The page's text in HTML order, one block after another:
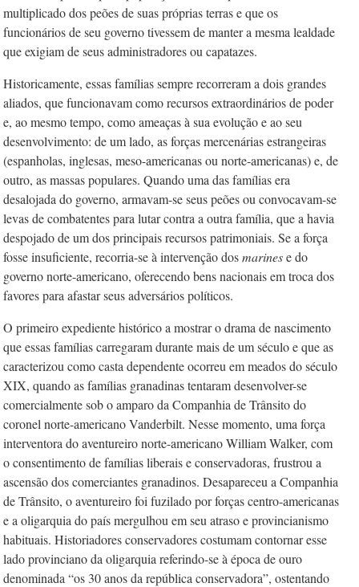
multiplicado dos peões de suas próprias terras e que os
funcionários de seu governo tivessem de manter a mesma lealdade
que exigiam de seus administradores ou capatazes.
Historicamente, essas famílias sempre recorreram a dois grandes
aliados, que funcionavam como recursos extraordinários de poder
e, ao mesmo tempo, como amea­ças à sua evolução e ao seu
desenvolvimento: de um lado, as forças mercenárias estrangeiras
(espanholas, inglesas, meso-americanas ou norte-americanas) e, de
outro, as massas populares. Quando uma das famílias era
desalojada do governo, armavam-se seus peões ou convocavam-se
levas de combatentes para lutar contra a outra família, que a havia
despojado de um dos principais recursos patrimoniais. Se a força
fosse insuficiente, recorria-se à intervenção dosmarinese do
governo norte-americano, oferecendo bens nacionais em troca dos
favores para afastar seus adversários políticos.
O primeiro expediente histórico a mostrar o drama de nascimento
que essas famílias carregaram durante mais de um século e que as
caracterizou como casta dependente ocorreu em meados do século
XIX, quando as famílias granadinas tentaram desenvolver-se
comercialmente sob o amparo da Companhia de Trânsito do
coronel norte-americano Vanderbilt. Nesse momento, uma força
interventora do aventureiro norte-americano William Walker, com
o consentimento de famílias liberais e conservadoras, frustrou a
ascensão dos comerciantes granadinos. Desapareceu a Companhia
de Trânsito, o aventureiro foi fuzilado por forças centro-americanas
e a oligarquia do país mergulhou em seu atraso e provincianismo
habituais. Historiadores conservadores costumam contornar esse
lado provinciano da oligarquia referindo-se à época de ouro
denominada “os 30 anos da república conservadora”, ostentando